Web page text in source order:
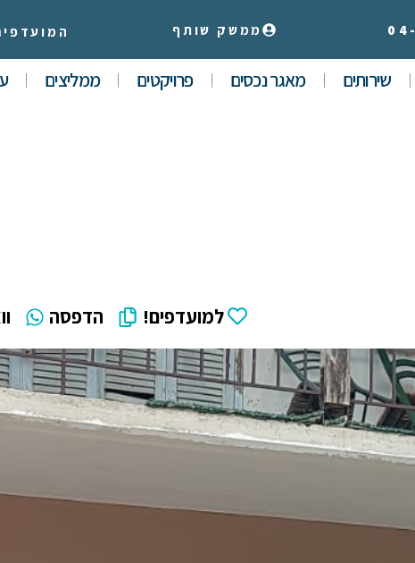
04- ממשק שותף
שירותים מאגר נכסים פרויקטים ממליצים
למועדפים! הדפסה